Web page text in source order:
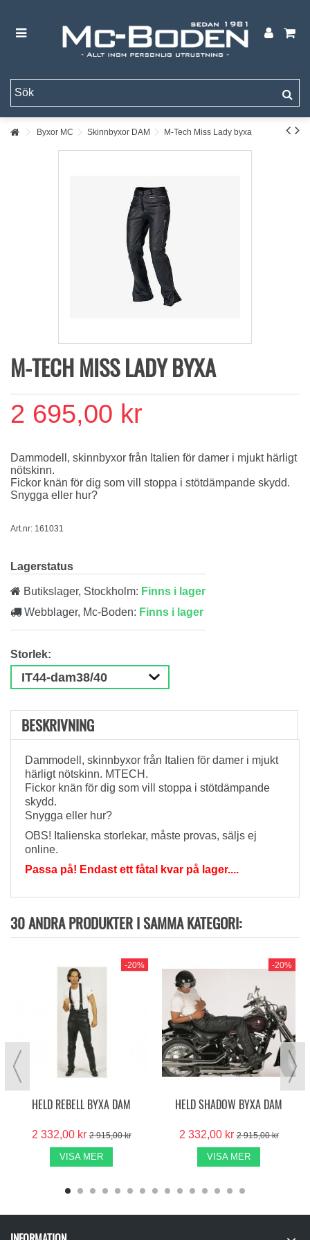
Byxor MC Skinnbyxor DAM M-Tech Miss Lady byxa
M-TECH MISS LADY BYXA
2 695,00 kr
Dammodell, skinnbyxor från Italien för damer i mjukt härligt
nötskinn.
Fickor knän för dig som vill stoppa i stötdämpande skydd.
Snygga eller hur?
Art.nr: 161031
Lagerstatus
Butikslager, Stockholm: Finns i lager
Webblager, Mc-Boden: Finns i lager
Storlek:
BESKRIVNING
Dammodell, skinnbyxor från Italien för damer i mjukt
härligt nötskinn. MTECH.
Fickor knän för dig som vill stoppa i stötdämpande
skydd.
Snygga eller hur?
OBS! Italienska storlekar, måste provas, säljs ej
online.
Passa på! Endast ett fåtal kvar på lager....
30 ANDRA PRODUKTER I SAMMA KATEGORI:
-20%
HELD REBELL BYXA DAM
2 332,00 kr2 915,00 kr
VISA MER
-20%
HELD SHADOW BYXA DAM
2 332,00 kr2 915,00 kr
VISA MER